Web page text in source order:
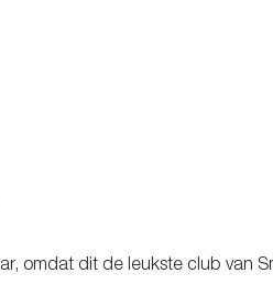
omdat dit de leukste club van